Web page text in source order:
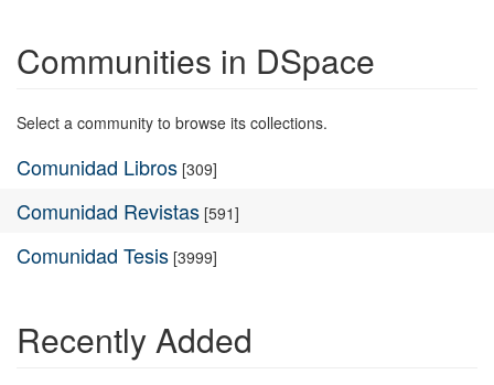
Communities in DSpace
Select a community to browse its collections.
Comunidad Libros [309]
Comunidad Revistas [591]
Comunidad Tesis [3999]
Recently Added